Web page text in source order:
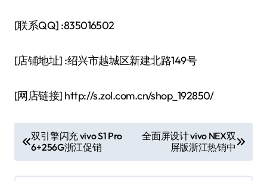
[联系QQ] :835016502
[店铺地址] :绍兴市越城区新建北路149号
[网店链接] http://s.zol.com.cn/shop_192850/
章
导
双引擎闪充 vivo S1 Pro
6+256G浙江促销
全面屏设计 vivo NEX双
屏版浙江热销中